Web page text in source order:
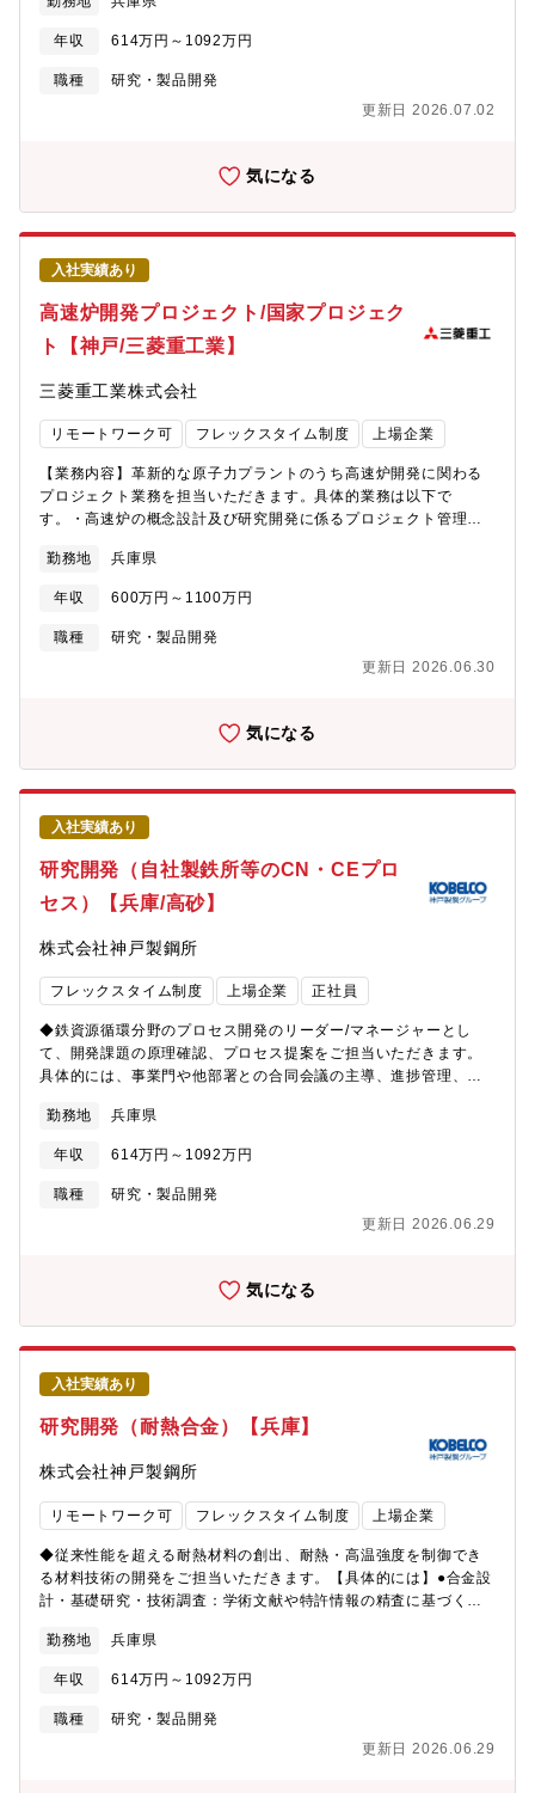
様との共同研究なども経験しながらスキルアップが期待できま
ーク：全社制度として月10日まで利用可能・出張頻度：月1～2回
程度
共通のハードルとして、照射データの取得が容易でないこと、開
す。このため、燃料業界では、国内外の同業他社、顧客（電力会
社）、官公庁（経産省、規制庁など）、研究所、大学が参画する
献しています。【同社について】・三菱グループの創業者岩崎彌
大型ロケット等の宇宙機器に至るまで、エンジニアリングともの
2025年3月期決算で受注高7.0712兆円、売上収益5.0271兆円、当
期利益2,454億円等いずれも過去最高であり、日本を代表する企業
でありながら、さらなる成長を続けております。・在宅勤務、時
間単位年休、フレックスタイム制度導入、「えるぼし」「くるみ
ん」の各認定等ワークライフバランスを整えた働き方が可能で
す。・パソナから入社実績が多数あり、選考フローを熟知してお
りますので、内定まで丁寧にフォロー致します。
す。1.【新商品の企画・材料設計】 お客様（造船メーカー、ゼ
ネコン等）の要求仕様（強度、靭性、耐食性など）に基づき、合
金配合や組織制御のシミュレーションを行います。2.【ラボ検
証・実機検証】 ラボ検証で性能を評価し、製鉄所の大型圧延機
にリフレッシュされた最新鋭の仕上圧延機を使い、冷却速度や圧
します。3.【量産プロセスの確立】 実機検証で得られたデータ
に基づき、安定して高品質な製品を製造するための量産条件を確
定させ、製造現場へ技術指示を行います。4.【利用技術の開発・
提案】 単に商品を売るだけでなく、構造解析（CAE）や溶接実
験を通じて、「この鋼材を使えば、より軽量で安全な構造物が作
れる」というエビデンスをお客様に提示します。【開発実績
例】・国内最高強度の円形鋼管（※1）・耐疲労鋼板「EX－
Facter?」（※2）・高湿潤環境対応型耐食鋼板「エコビュー プラ
ス?」（※3)※1：国内最高強度の円形鋼管の受注事例につい
https://www.kobelco.co.jp/releases/2010/1182985_14782.html※2：
耐疲労鋼板「EX－Facter?」について
https://www.kobelco.co.jp/releases/1214097_15541.html※3：
https://www.kobelco.co.jp/releases/1214509_15541.html【募
集背景】当室では、造船・建築・橋梁・エネルギーインフラなど
の大型鋼構造物向けの厚板鋼材を扱っています。現在、世界的な
CN化に伴い、これら大型鋼構造物に求められる性能は急速に高度
素・アンモニア・液化CO2などの新たなエネルギーを「つくる・
国土強靭化に資する「高寿命・高耐疲労な建築鋼材・橋梁鋼材」
など、厚板鋼材が果たす役割はますます大きくなっています。同
を支えています。鋼材の高強度化による船舶・構造物の軽量化
す。この大きな社会課題を解決する次世代商品を創出すべく、
ました。最新鋭の設備、材料開発力、そして社会課題に直結する
技術テーマを武器に、未来の船舶・エネルギーインフラ・都市基
盤を共に創り上げる仲間を募集します。※4：仕上圧延機のリフレ
ッシュ工事について
https://www.kobelco.co.jp/releases/1214351_15541.html【配
属組織】鉄鋼アルミ事業部門 技術開発センター 鋼板開発部 厚板
開発室【本ポジションの魅力・やりがい】◎社会貢献を実感： 自
身が手がけた製品が、巨大な船や橋、ビルとなり、社会インフラ
として形に残る喜びを実感できます。◎技術者としての裁量： 能
力に応じて、新商品の開発から量産化、さらには利用技術開発ま
イレクトな反応： お客様と直接対話する場合もあり、自らの技術
環境です。◎成長を支える環境： 必要な研修や外部セミナーへの
参加も積極的に推奨しており、常に最新の知識を吸収し続けるこ
年収 614万円～1092万円
職種
研究・製品開発
更新日 2026.07.02
気になる
入社実績あり
高速炉開発プロジェクト/国家プロジェク
ト【神戸/三菱重工業】
三菱重工業株式会社
リモートワーク可 フレックスタイム制度 上場企業
【業務内容】革新的な原子力プラントのうち高速炉開発に関わる
プロジェクト業務を担当いただきます。具体的業務は以下で
す。・高速炉の概念設計及び研究開発に係るプロジェクト管理・
府、日本原子力研究開発機構その他民間企業等)との意見形成、国
家プロジェクトの戦略立案、等。■顧客経済産業省、日本原子力研
究開発機構（国の原子力を専門とする研究開発機関）、電力会社
等■高速炉プラント革新的な原子力プラントの一種。高速炉を実用
国のエネルギーの自給率の向上に寄与できる。さらに、放射性廃
【プロジェクト部のミッション】技術部門・営業部門、及び三菱
重工業関連部門と連携し、国家プロジェクトの戦略立案や、顧客
との交渉、また、高速炉の開発に必要な予算獲得、契約締結と着
実なプロジェクト遂行。【原子力事業・MFRBを取り巻く環境】■
政府は将来の脱炭素化にむけて、2050年までに温室効果ガスの排
出を全体としてゼロとする長期目標を設定しており、原子力への
期待が高まっています。■当社主要株主の三菱重工業は国内唯一の
加圧水型軽水炉(PWR)の総合メーカであり、国内PWRプラントの
全24基を納入しています。また、既存の原子力プラント技術に加
マイクロ炉といった革新炉についても、炉型ごとに異なる社会の
ニーズに対応すべく、社会実装に向け研究開発に取り組んでいま
す。■政府は脱炭素社会の実現に向けた民間投資を後押しする為、
行し、革新炉の開発予算を確保しました。三菱重工業は、2023年
に高速炉、高温ガス炉の研究開発を推進する『中核企業』に選定
され、GX予算を活用した高速炉、高温ガス炉の研究開発に取り組
んでいます。■当社は高速炉の研究開発・エンジニアリングの専業
進する高速炉実証炉の開発炉型に当社の提案する炉型が2023年に
ステップとなる概念設計を2028年度完了に向けて実施中です。
【求人の魅力】高速炉事業において同社は国に選定されたリーデ
組む事ができる稀有で魅力的な業務です。【配属組織】三菱重工
す。【働き方について】・三菱重工業入社後に、三菱FBRシステ
代まで約150名、また、プロジェクト部には24名の技術系社員・
スタッフ職で活動しています。・原則出社しての業務が基本とな
ります。但し、育児・介護の理由により在宅勤務可。・出張あり
崎彌太郎は政府より工部省長崎造船局を借り受け、長崎造船所と
は発電プラントなどの社会インフラ、船舶、航空機などの輸送機
器、大型ロケットなどの宇宙機器に至るまで、エンジニアリング
とものづくりのグローバルリーダーとして、社会を牽引しており
ます。・直近2024年度決算で受注高7兆0,712億円 売上収益
界NO1重工業メーカーでありながらさらに成長をしておりま
るぼし」「くるみん」の各認定等ワークライフバランスを整えた
働き方が可能です。・パソナから入社実績が多数あり、選考フロ
勤務地 兵庫県
年収 600万円～1100万円
職種
研究・製品開発
更新日 2026.06.30
気になる
入社実績あり
研究開発（自社製鉄所等のCN・CEプロ
セス）【兵庫/高砂】
株式会社神戸製鋼所
フレックスタイム制度 上場企業 正社員
◆鉄資源循環分野のプロセス開発のリーダー/マネージャーとし
て、開発課題の原理確認、プロセス提案をご担当いただきます。
具体的には、事業門や他部署との合同会議の主導、進捗管理、試
般のプロセス・機器の導入・開発・実証を推進していただきま
す。【募集背景】同社グループが目標として掲げる2050年カーボ
ンニュートラル（CN）の実現に向けては、自社研究部門のみなら
ず、自社事業部門や他社との共創による「早期の社会実装」が不
ったサーキュラーエコノミー（CE）の考え方を取り入れた技術・
ェーズへの移行期にあり、単なる技術探究に留まらず、コスト算
出やプロジェクトマネジメントを含めた「出口（事業化）を見据
えた開発」を牽引できるリーダー層を募集します。※サーキュラ
エコノミー（CE）とは従来の「大量生産・大量消費・大量廃棄
（リニアエコノミー）」に代わり、資源を循環させながら活用
し、環境負荷の低減と経済成長を両立させる仕組みです。①廃棄
物と汚染を設計段階から排除する、②製品と原材料を高い価値の
まま循環させ続ける、③自然のシステムを再生する、の3つが基本
原則と定義されています。 【キャリアパス】■入社後すぐ：鉄資
源循環分野の開発プロジェクトに従事し、技術や技術開発の位置
づけを学びます。■入社半年以降：プロジェクト内の数名程度で構
成されるテーマの主担当を任せ、事業部門との議論を主導しま
す。 事業部門側で実装に向けたプロジェクトが立ち上がる際に
は、期間限定でプロジェクトに参画し、実操業に関する技術獲得
や人脈形成を進めます。■入社数年後：鉄資源循環に加え、
るプロセス導入・開発・実証の推進を行います。■将来的に：
利用、電炉導入など）や発電プロセスへのアンモニア/バイオマス
導入、加熱炉への水素導入などのプロジェクトに期間限定で駐在
情報収集のために国の機関等への数年の駐在等も可能性があり、
勤務地 兵庫県
年収 614万円～1092万円
職種
研究・製品開発
更新日 2026.06.29
気になる
入社実績あり
研究開発（耐熱合金）【兵庫】
株式会社神戸製鋼所
リモートワーク可 フレックスタイム制度 上場企業
◆従来性能を超える耐熱材料の創出、耐熱・高温強度を制御でき
る材料技術の開発をご担当いただきます。【具体的には】●合金設
計・基礎研究・技術調査：学術文献や特許情報の精査に基づく、
力学計算ソフト等を用いた相平衡・組織予測・材料設計：耐熱金
属材料や高合金材料の組織制御・プロセス設計●実験・評価・実験
推進：材料組織観察や機械試験の実施、実験担当者へ作業依頼・
データ解析：試験結果の解析と、設計へのフィードバック・知財
略立案・テーマ創出・ニーズ探索：市場調査や技術動向調査を通
勤務地 兵庫県
年収 614万円～1092万円
職種
研究・製品開発
更新日 2026.06.29